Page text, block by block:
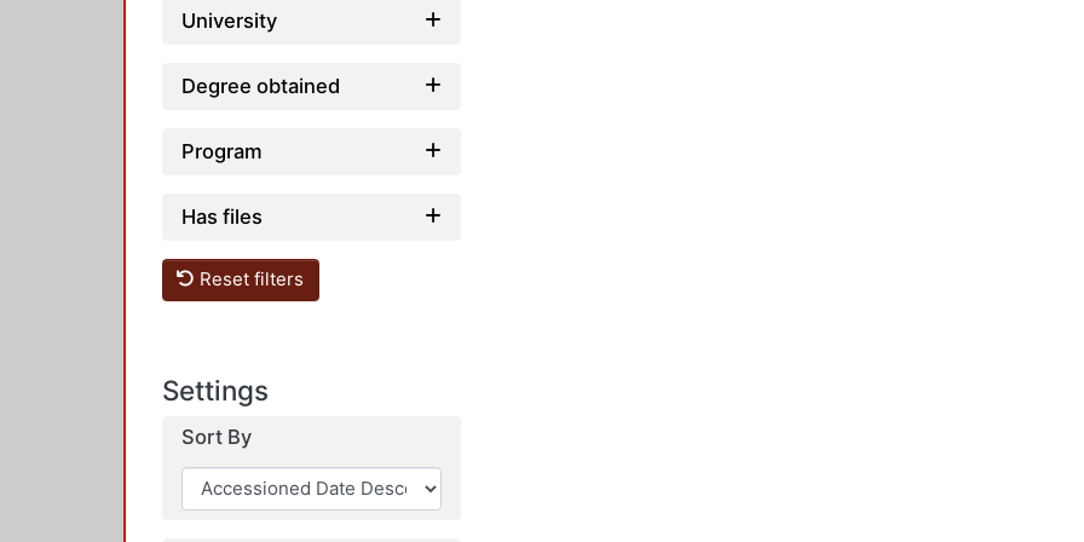
University
Degree obtained
Program
Has files
Reset filters
Settings
Sort By